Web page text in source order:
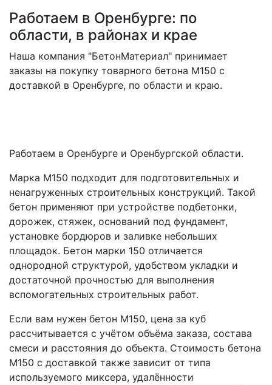
Работаем в Оренбурге: по
области, в районах и крае
Наша компания "БетонМатериал" принимает
заказы на покупку товарного бетона M150 с
доставкой в Оренбурге, по области и краю.
Работаем в Оренбурге и Оренбургской области.
Марка М150 подходит для подготовительных и
ненагруженных строительных конструкций. Такой
бетон применяют при устройстве подбетонки,
дорожек, стяжек, оснований под фундамент,
установке бордюров и заливке небольших
площадок. Бетон марки 150 отличается
однородной структурой, удобством укладки и
достаточной прочностью для выполнения
вспомогательных строительных работ.
Если вам нужен бетон М150, цена за куб
рассчитывается с учётом объёма заказа, состава
смеси и расстояния до объекта. Стоимость бетона
М150 с доставкой также зависит от типа
используемого миксера, удалённости